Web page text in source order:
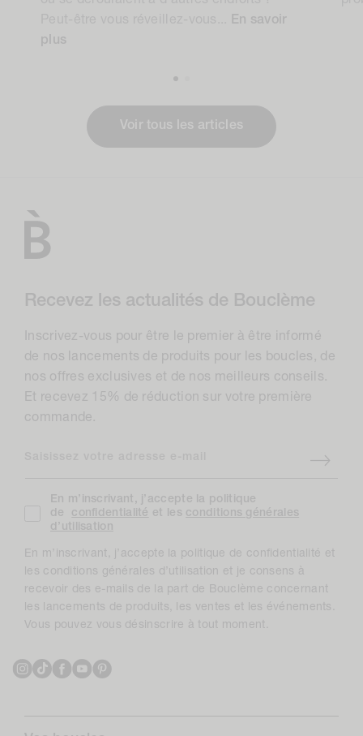
En savoir
plus
Voir tous les articles
Recevez les actualités de Bouclème
Inscrivez-vous pour être le premier à être informé
de nos lancements de produits pour les boucles, de
nos offres exclusives et de nos meilleurs conseils.
Et recevez 15% de réduction sur votre première
commande.
En m’inscrivant, j’accepte la politique
de confidentialité et les conditions générales
d’utilisation
En m’inscrivant, j’accepte la politique de confidentialité et
les conditions générales d’utilisation et je consens à
recevoir des e-mails de la part de Bouclème concernant
les lancements de produits, les ventes et les événements.
Vous pouvez vous désinscrire à tout moment.
Instagram
TikTokFacebook
YouTube